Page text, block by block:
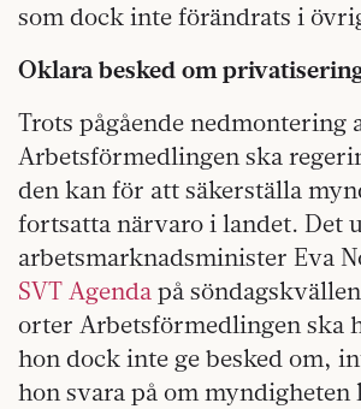
som dock inte förändrats i
Oklara besked om
Trots pågående nedmontering
Arbetsförmedlingen ska
den kan för att säkerställa
fortsatta närvaro i landet. Det
arbetsmarknadsminister Eva
SVT Agenda på
orter Arbetsförmedlingen ska
hon dock inte ge besked om,
hon svara på om myndigheten